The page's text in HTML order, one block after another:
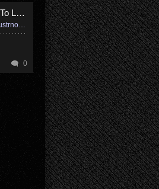
Five Seconds To Leave
Největší nuda je ustrnout v nějaký šabloně
0